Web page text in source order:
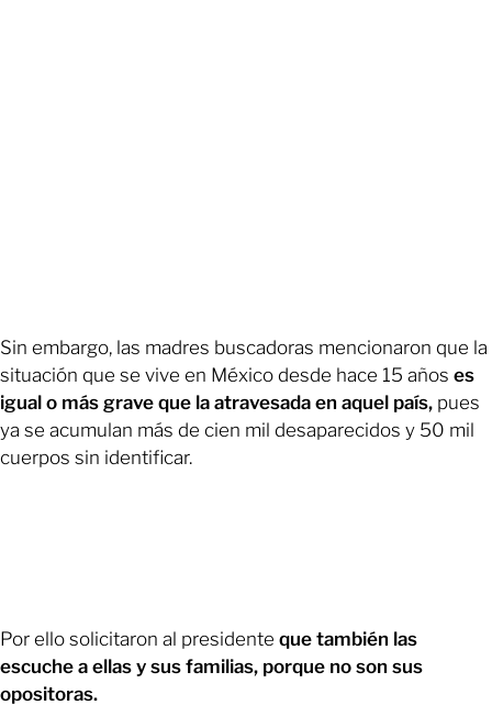
Sin embargo, las madres buscadoras mencionaron que la
situación que se vive en México desde hace 15 años es
igual o más grave que la atravesada en aquel país, pues
ya se acumulan más de cien mil desaparecidos y 50 mil
cuerpos sin identificar.
Por ello solicitaron al presidente que también las
escuche a ellas y sus familias, porque no son sus
opositoras.